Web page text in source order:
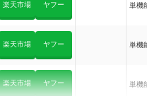
楽天市場 ヤフー 単機
楽天市場 ヤフー 単機
楽天市場 ヤフー 単機